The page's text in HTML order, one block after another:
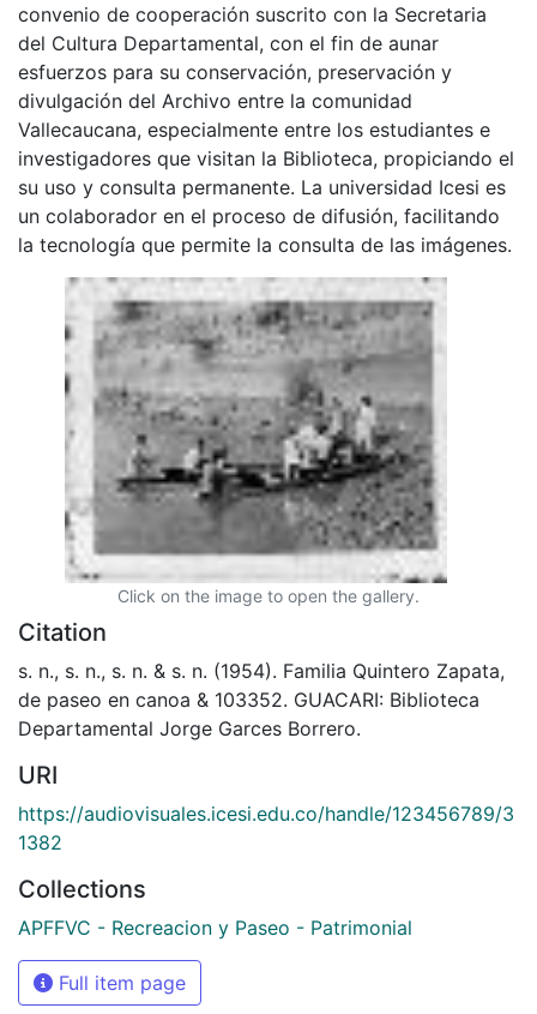
convenio de cooperación suscrito con la Secretaria
del Cultura Departamental, con el fin de aunar
esfuerzos para su conservación, preservación y
divulgación del Archivo entre la comunidad
Vallecaucana, especialmente entre los estudiantes e
investigadores que visitan la Biblioteca, propiciando el
su uso y consulta permanente. La universidad Icesi es
un colaborador en el proceso de difusión, facilitando
la tecnología que permite la consulta de las imágenes.
Click on the image to open the gallery.
Citation
s. n., s. n., s. n. & s. n. (1954). Familia Quintero Zapata,
de paseo en canoa & 103352. GUACARI: Biblioteca
Departamental Jorge Garces Borrero.
URI
https://audiovisuales.icesi.edu.co/handle/123456789/3
1382
Collections
APFFVC - Recreacion y Paseo - Patrimonial
Full item page